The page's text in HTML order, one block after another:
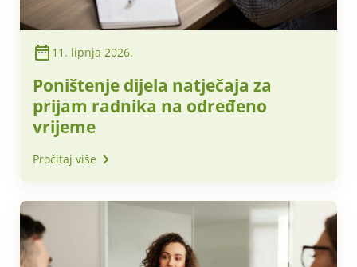
11. lipnja 2026.
Poništenje dijela natječaja za
prijam radnika na određeno
vrijeme
Pročitaj više